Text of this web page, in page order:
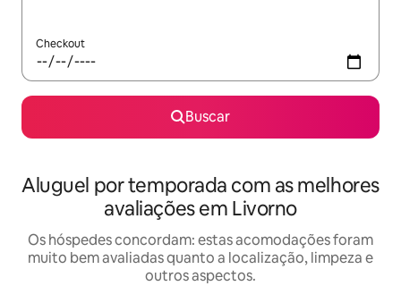
Checkout
Buscar
Aluguel por temporada com as melhores
avaliações em Livorno
Os hóspedes concordam: estas acomodações foram
muito bem avaliadas quanto a localização, limpeza e
outros aspectos.